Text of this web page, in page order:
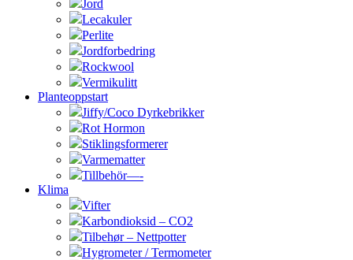
Jord
Lecakuler
Perlite
Jordforbedring
Rockwool
Vermikulitt
Planteoppstart
Jiffy/Coco Dyrkebrikker
Rot Hormon
Stiklingsformerer
Varmematter
Tillbehör—-
Klima
Vifter
Karbondioksid – CO2
Tilbehør – Nettpotter
Hygrometer / Termometer